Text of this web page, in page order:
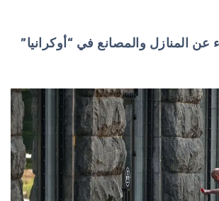
عن المنازل والمصانع في “أوكرانيا”